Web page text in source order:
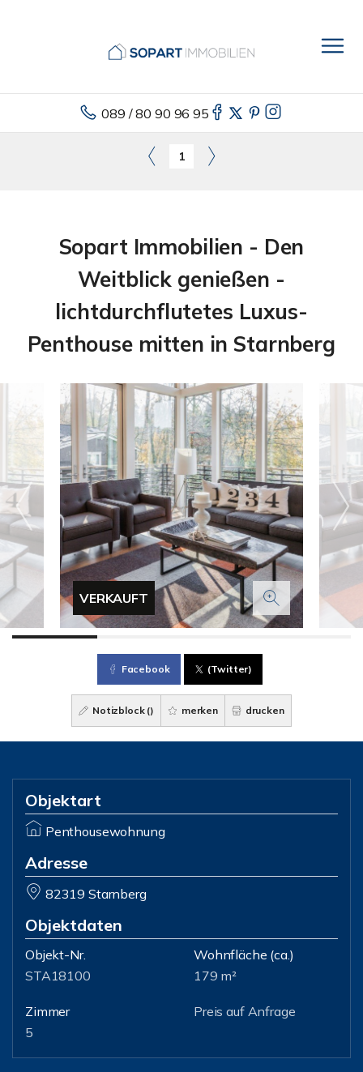
089 / 80 90 96 95
1
Sopart Immobilien - Den
Weitblick genießen -
lichtdurchflutetes Luxus-
Penthouse mitten in Starnberg
VERKAUFT
Facebook (Twitter)
Notizblock () merken drucken
Objektart
Penthousewohnung
Adresse
82319 Starnberg
Objektdaten
Objekt-Nr.
STA18100
Wohnfläche (ca.)
179 m²
Zimmer
5
Preis auf Anfrage